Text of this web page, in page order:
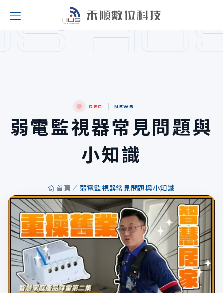
首頁 弱電監視器常見問題與小知識
REC NEWS
弱電監視器常見問題與
小知識